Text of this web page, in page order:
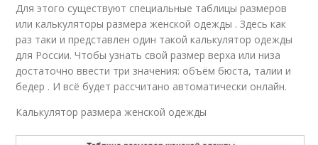
Для этого существуют специальные таблицы размеров
или калькуляторы размера женской одежды . Здесь как
раз таки и представлен один такой калькулятор одежды
для России. Чтобы узнать свой размер верха или низа
достаточно ввести три значения: объём бюста, талии и
бедер . И всё будет рассчитано автоматически онлайн.
Калькулятор размера женской одежды